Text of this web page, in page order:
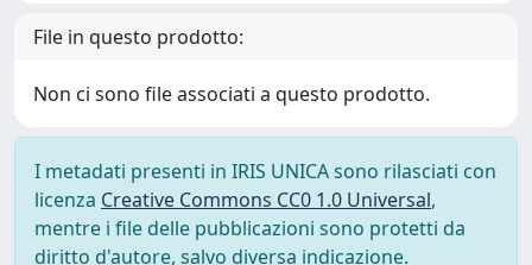
File in questo prodotto:
Non ci sono file associati a questo prodotto.
I metadati presenti in IRIS UNICA sono rilasciati con
licenza Creative Commons CC0 1.0 Universal,
mentre i file delle pubblicazioni sono protetti da
diritto d'autore, salvo diversa indicazione.